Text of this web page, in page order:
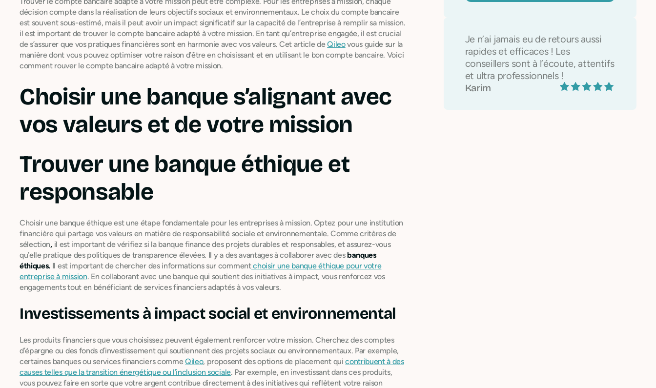
décision compte dans la réalisation de leurs objectifs sociaux et environnementaux. Le choix du compte bancaire
est souvent sous-estimé, mais il peut avoir un impact significatif sur la capacité de l’entreprise à remplir sa mission.
il est important de trouver le compte bancaire adapté à votre mission. En tant qu’entreprise engagée, il est crucial
de s’assurer que vos pratiques financières sont en harmonie avec vos valeurs. Cet article deQileovous guide sur la
manière dont vous pouvez optimiser votre raison d’être en choisissant et en utilisant le bon compte bancaire. Voici
comment rouver le compte bancaire adapté à votre mission.
Choisir une banque s’alignant avec
vos valeurs et de votre mission
Trouver une banque éthique et
responsable
Choisir une banque éthique est une étape fondamentale pour les entreprises à mission. Optez pour une institution
financière qui partage vos valeurs en matière de responsabilité sociale et environnementale. Comme critères de
sélection, il est important de vérifiez si la banque finance des projets durables et responsables, et assurez-vous
qu’elle pratique des politiques de transparence élevées. Il y a des avantages à collaborer avec desbanques
éthiques. Il est important de chercher des informations sur commentchoisir une banque éthique pour votre
entreprise à mission. En collaborant avec une banque qui soutient des initiatives à impact, vous renforcez vos
engagements tout en bénéficiant de services financiers adaptés à vos valeurs.
Investissements à impact social et environnemental
Les produits financiers que vous choisissez peuvent également renforcer votre mission. Cherchez des comptes
d’épargne ou des fonds d’investissement qui soutiennent des projets sociaux ou environnementaux. Par exemple,
certaines banques ou services financiers commeQileo, proposent des options de placement quicontribuent à des
causes telles que la transition énergétique ou l’inclusion sociale. Par exemple, en investissant dans ces produits,
vous pouvez faire en sorte que votre argent contribue directement à des initiatives qui reflètent votre raison
Je n’ai jamais eu de retours aussi
rapides et efficaces ! Les
conseillers sont à l’écoute, attentifs
et ultra professionnels !
Karim